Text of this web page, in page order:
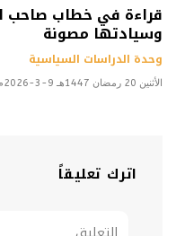
قراءة في خطاب صاحب
وسيادتها مصونة
وحدة الدراسات السياسية
الأثنين 20 رمضان 1447هـ 9-3-2026م
اترك تعليقاً